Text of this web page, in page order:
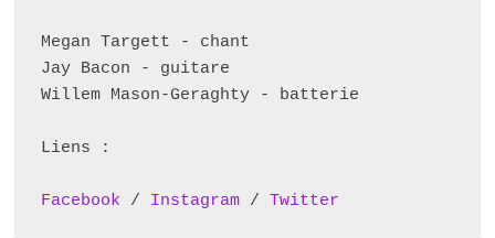
Megan Targett - chant
Jay Bacon - guitare
Willem Mason-Geraghty - batterie
Liens :
Facebook / Instagram / Twitter